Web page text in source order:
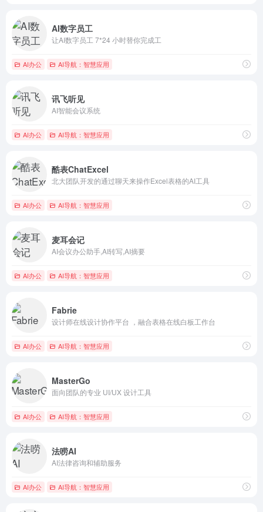
AI数字员工
让AI数字员工 7*24 小时替你完成工
AI办公 AI导航：智慧应用
讯飞听见
AI智能会议系统
AI办公 AI导航：智慧应用
酷表ChatExcel
北大团队开发的通过聊天来操作Excel表格的AI工具
AI办公 AI导航：智慧应用
麦耳会记
AI会议办公助手,AI转写,AI摘要
AI办公 AI导航：智慧应用
Fabrie
设计师在线设计协作平台 ，融合表格在线白板工作台
AI办公 AI导航：智慧应用
MasterGo
面向团队的专业 UI/UX 设计工具
AI办公 AI导航：智慧应用
法唠AI
AI法律咨询和辅助服务
AI办公 AI导航：智慧应用